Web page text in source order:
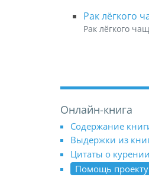
Рак лёгкого
Рак лёгкого
Онлайн-книга
Содержание
Выдержки из
Цитаты о
Помощь проекту